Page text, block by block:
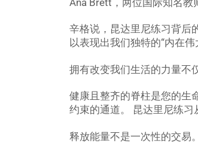
Ana Brett，两位国际知名教
辛格说，昆达里尼练习背后
以表现出我们独特的“内在伟
拥有改变我们生活的力量不
健康且整齐的脊柱是您的生
约束的通道。 昆达里尼练习
释放能量不是一次性的交易